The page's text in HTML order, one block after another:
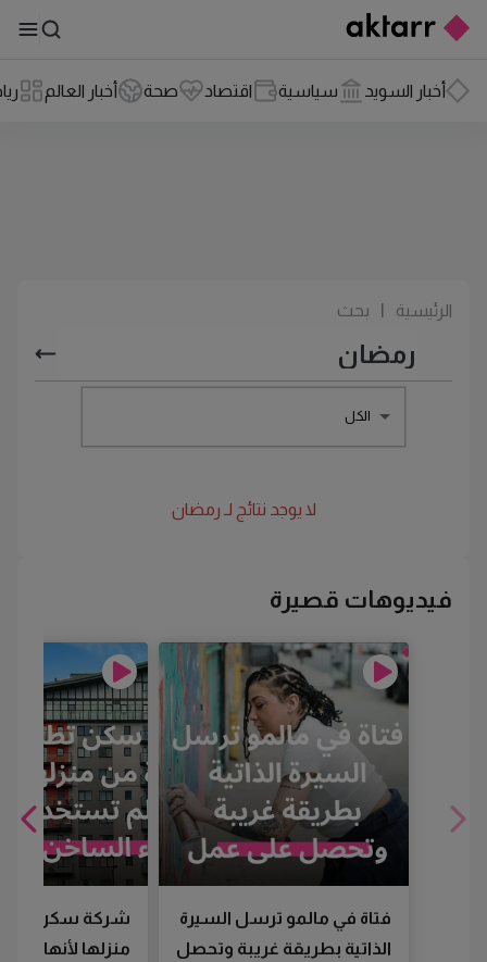
أخبار السويد سياسية اقتصاد صحة أخبار العالم
الرئيسية بحث
الكل
لا يوجد نتائج لـ رمضان
فيديوهات قصيرة
فتاة في مالمو ترسل السيرة
الذاتية بطريقة غريبة وتحصل
شركة سكن
منزلها لأنها لم